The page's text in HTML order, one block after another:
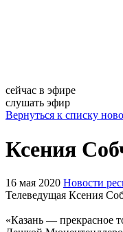
сейчас в эфире
слушать эфир
Вернуться к списку
Ксения
16 мая 2020 Новости
Телеведущая Ксения
«Казань — прекрасное